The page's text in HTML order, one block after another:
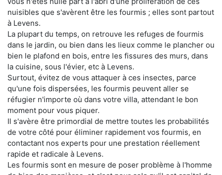
nuisibles que s'avèrent être les fourmis ; elles sont partout
à Levens.
La plupart du temps, on retrouve les refuges de fourmis
dans le jardin, ou bien dans les lieux comme le plancher ou
bien le plafond en bois, entre les fissures des murs, dans
la cuisine, sous l'évier, etc à Levens.
Surtout, évitez de vous attaquer à ces insectes, parce
qu'une fois dispersées, les fourmis peuvent aller se
réfugier n'importe où dans votre villa, attendant le bon
moment pour vous piquer.
Il s'avère être primordial de mettre toutes les probabilités
de votre côté pour éliminer rapidement vos fourmis, en
contactant nos experts pour une prestation réellement
rapide et radicale à Levens.
Les fourmis sont en mesure de poser problème à l'homme